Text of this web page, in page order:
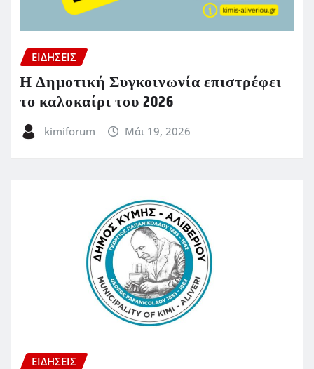
ΕΙΔΗΣΕΙΣ
Η Δημοτική Συγκοινωνία επιστρέφει
το καλοκαίρι του 2026
kimiforum Μάι 19, 2026
ΕΙΔΗΣΕΙΣ